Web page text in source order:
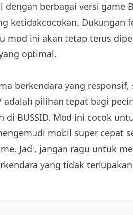
berbagai versi game
ketidakcocokan. Dukungan
mod ini akan tetap terus
optimal.
berkendara yang responsif,
adalah pilihan tepat bagi
BUSSID. Mod ini cocok
mobil super cepat
Jadi, jangan ragu untuk
yang tidak